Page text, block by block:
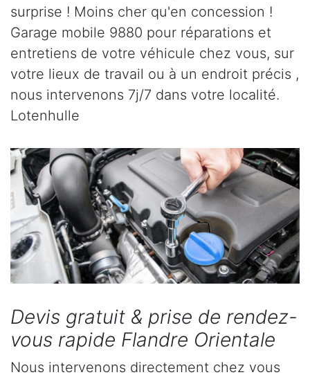
surprise ! Moins cher qu'en concession !
Garage mobile 9880 pour réparations et
entretiens de votre véhicule chez vous, sur
votre lieux de travail ou à un endroit précis ,
nous intervenons 7j/7 dans votre localité.
Lotenhulle
Devis gratuit & prise de rendez-
vous rapide Flandre Orientale
Nous intervenons directement chez vous